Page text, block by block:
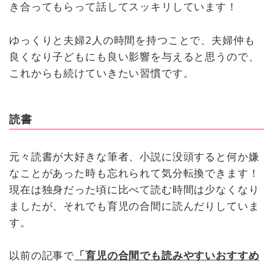
き合ってもらって話してスッキリしています！
ゆっくりと夫婦2人の時間を持つことで、夫婦仲も
良くなり子どもにも良い影響を与えると思うので、
これからも続けていきたい習慣です。
読書
元々読書が大好きな筆者、小説に没頭すると何か嫌
なことがあった時も忘れられて気分転換できます！
現在は独身だった頃に比べて読む時間は少なくなり
ましたが、それでも育児の合間に読んだりしていま
す。
以前の記事で 「育児の合間でも読みやすいおすすめ